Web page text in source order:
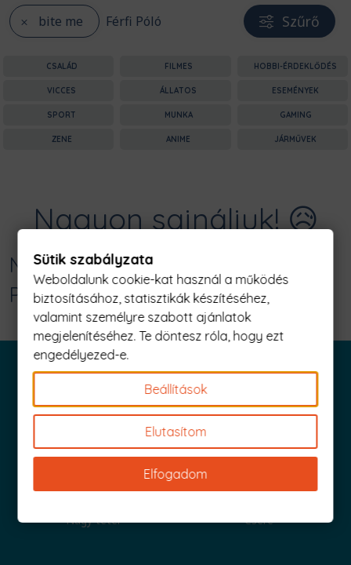
bite me Férfi Póló Szűrő
CSALÁD FILMES HOBBI-ÉRDEKLŐDÉS
VICCES ÁLLATOS ESEMÉNYEK
SPORT MUNKA GAMING
ZENE ANIME JÁRMŰVEK
Nagyon sajnáljuk! 😥
Nincs találat erre: "bite me Férfi
Póló"
Iratkozz fel és küldjük is az 1000 Ft értékű kuponod!
Nagy tétel Csere
Sütik szabályzata
Weboldalunk cookie-kat használ a működés
biztosításához, statisztikák készítéséhez,
valamint személyre szabott ajánlatok
megjelenítéséhez. Te döntesz róla, hogy ezt
engedélyezed-e.
Beállítások
Elutasítom
Elfogadom